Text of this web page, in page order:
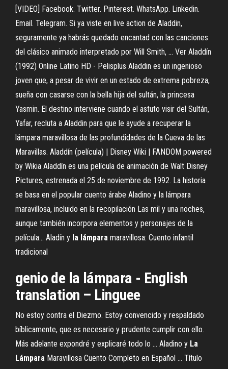
[VIDEO] Facebook. Twitter. Pinterest. WhatsApp. Linkedin.
Email. Telegram. Si ya viste en live action de Aladdin,
seguramente ya habrás quedado encantad con las canciones
del clásico animado interpretado por Will Smith, ... Ver Aladdín
(1992) Online Latino HD - Pelisplus Aladdin es un ingenioso
joven que, a pesar de vivir en un estado de extrema pobreza,
sueña con casarse con la bella hija del sultán, la princesa
Yasmin. El destino interviene cuando el astuto visir del Sultán,
Yafar, recluta a Aladdin para que le ayude a recuperar la
lámpara maravillosa de las profundidades de la Cueva de las
Maravillas. Aladdín (película) | Disney Wiki | FANDOM powered
by Wikia Aladdín es una película de animación de Walt Disney
Pictures, estrenada el 25 de noviembre de 1992. La historia
se basa en el popular cuento árabe Aladino y la lámpara
maravillosa, incluido en la recopilación Las mil y una noches,
aunque también incorpora elementos y personajes de la
película... Aladín y la lámpara maravillosa: Cuento infantil
tradicional
genio de la lámpara - English
translation – Linguee
No estoy contra el Diezmo. Estoy convencido y respaldado
bíblicamente, que es necesario y prudente cumplir con ello.
Más adelante expondré y explicaré todo lo ... Aladino y La
Lámpara Maravillosa Cuento Completo en Español ... Título